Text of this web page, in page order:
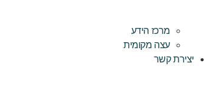
מרכז הידע
עצה מקומית
יצירת קשר